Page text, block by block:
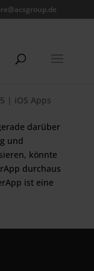
| iOS Apps
darüber
und
könnte
durchaus
ist eine